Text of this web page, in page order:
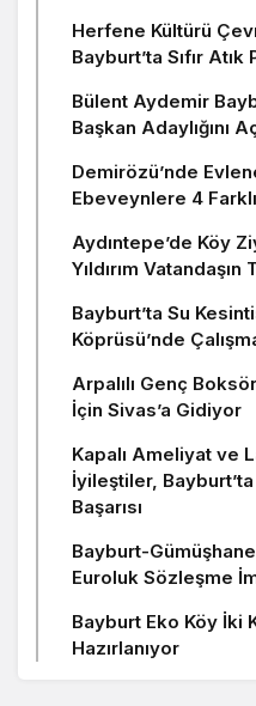
Herfene Kültürü
Bayburt’ta Sıfır Atık
Bülent Aydemir
Başkan Adaylığını
Demirözü’nde
Ebeveynlere 4
Aydıntepe’de Köy
Yıldırım
Bayburt’ta Su
Köprüsü’nde
Arpalılı Genç
İçin Sivas’a Gidiyor
Kapalı Ameliyat ve
İyileştiler,
Başarısı
Bayburt-
Euroluk Sözleşme
Bayburt Eko Köy İki
Hazırlanıyor